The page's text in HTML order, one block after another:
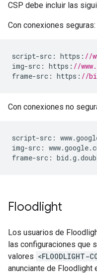
CSP debe incluir las
Con conexiones seguras:
script-src : https : //
img-src : https : //
frame-src : https : //
Con conexiones no
script-src : www.
img-src : www.google.
frame-src : bid .g .
Floodlight
Los usuarios de
las configuraciones que
valores <FLOODLIGHT-
anunciante de Floodlight